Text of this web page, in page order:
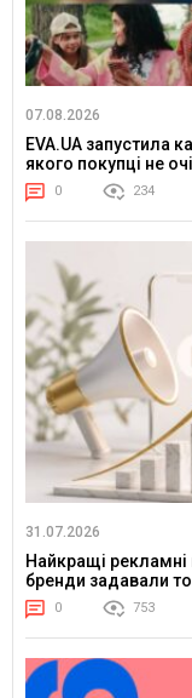
07.08.2026
EVA.UA запустила
якого покупці не
0 234
31.07.2026
Найкращі рекламні
бренди задавали
0 753